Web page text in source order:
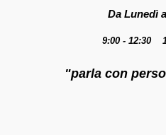
Da Lunedì
9:00 - 12:30
"parla con